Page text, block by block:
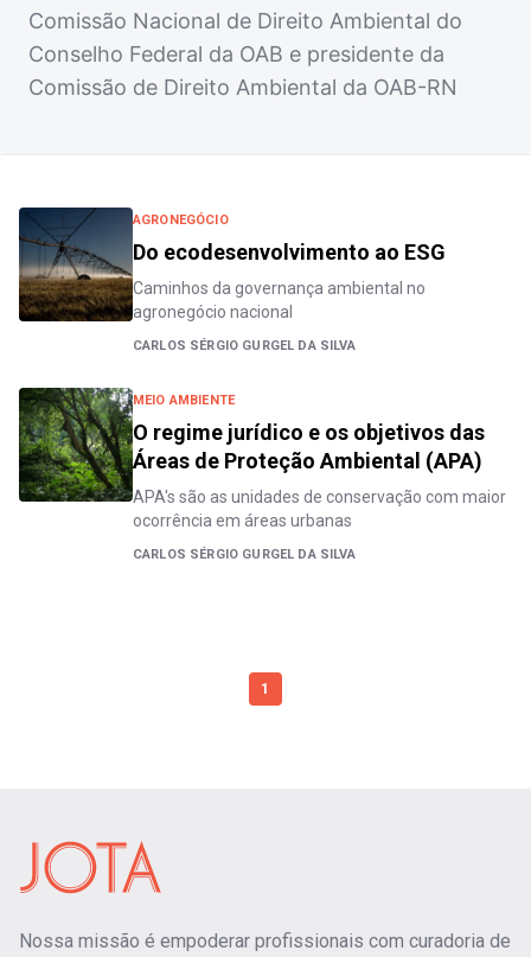
Comissão Nacional de Direito Ambiental do
Conselho Federal da OAB e presidente da
Comissão de Direito Ambiental da OAB-RN
AGRONEGÓCIO
Do ecodesenvolvimento ao ESG
Caminhos da governança ambiental no
agronegócio nacional
CARLOS SÉRGIO GURGEL DA SILVA
MEIO AMBIENTE
O regime jurídico e os objetivos das
Áreas de Proteção Ambiental (APA)
APA's são as unidades de conservação com maior
ocorrência em áreas urbanas
CARLOS SÉRGIO GURGEL DA SILVA
1
Nossa missão é empoderar profissionais com curadoria de